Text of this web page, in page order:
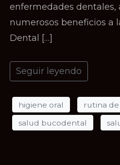
enfermedades dentales,
numerosos beneficios a
Dental […]
Seguir leyendo
higiene oral
rutina
salud bucodental